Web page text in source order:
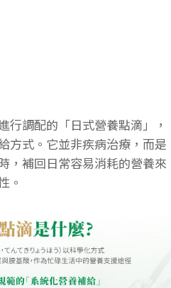
行調配的「日式營養點滴」，
方式。它並非疾病治療，而是
，補回日常容易消耗的營養來
。